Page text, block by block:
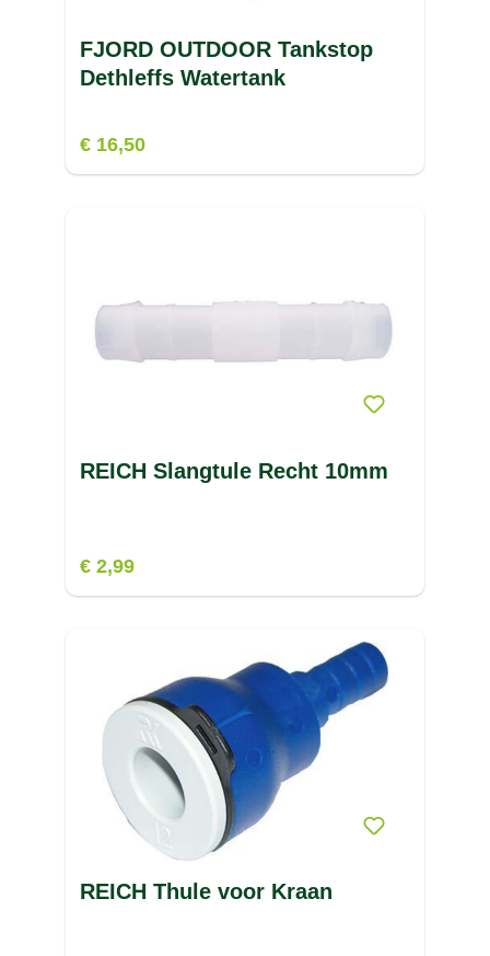
FJORD OUTDOOR Tankstop
Dethleffs Watertank
€ 16,50
REICH Slangtule Recht 10mm
€ 2,99
REICH Thule voor Kraan